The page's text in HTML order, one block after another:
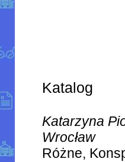
Katalog
Katarzyna
Wrocław
Różne,